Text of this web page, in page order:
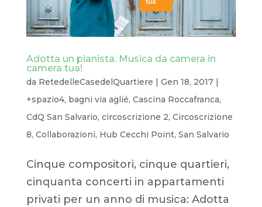
Adotta un pianista. Musica da camera in
camera tua!
da RetedelleCasedelQuartiere | Gen 18, 2017|
+spazio4, bagni via aglié, Cascina Roccafranca,
CdQ San Salvario, circoscrizione 2, Circoscrizione
8, Collaborazioni, Hub Cecchi Point, San Salvario
Cinque compositori, cinque quartieri,
cinquanta concerti in appartamenti
privati per un anno di musica: Adotta